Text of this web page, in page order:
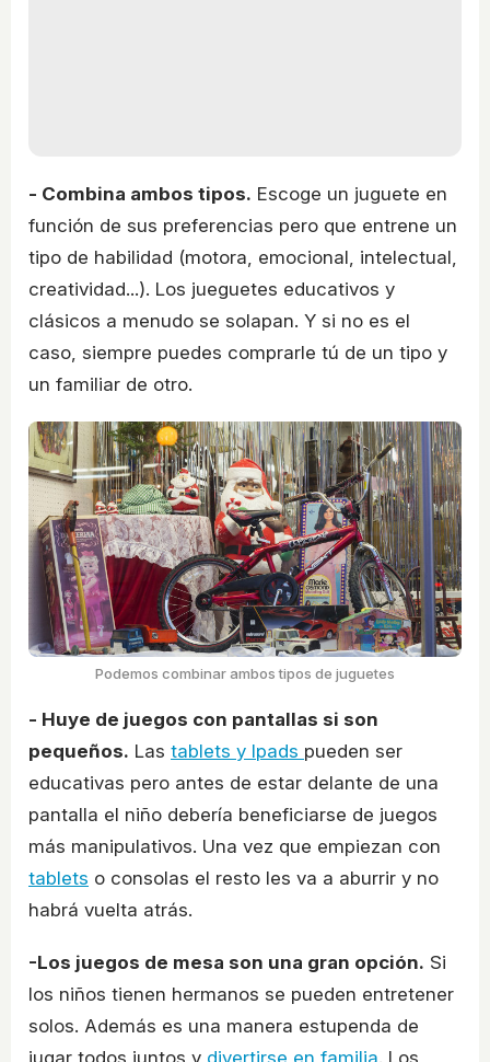
- Combina ambos tipos. Escoge un juguete en
función de sus preferencias pero que entrene un
tipo de habilidad (motora, emocional, intelectual,
creatividad...). Los jueguetes educativos y
clásicos a menudo se solapan. Y si no es el
caso, siempre puedes comprarle tú de un tipo y
un familiar de otro.
Podemos combinar ambos tipos de juguetes
- Huye de juegos con pantallas si son
pequeños. Las tablets y Ipads pueden ser
educativas pero antes de estar delante de una
pantalla el niño debería beneficiarse de juegos
más manipulativos. Una vez que empiezan con
tablets o consolas el resto les va a aburrir y no
habrá vuelta atrás.
-Los juegos de mesa son una gran opción. Si
los niños tienen hermanos se pueden entretener
solos. Además es una manera estupenda de